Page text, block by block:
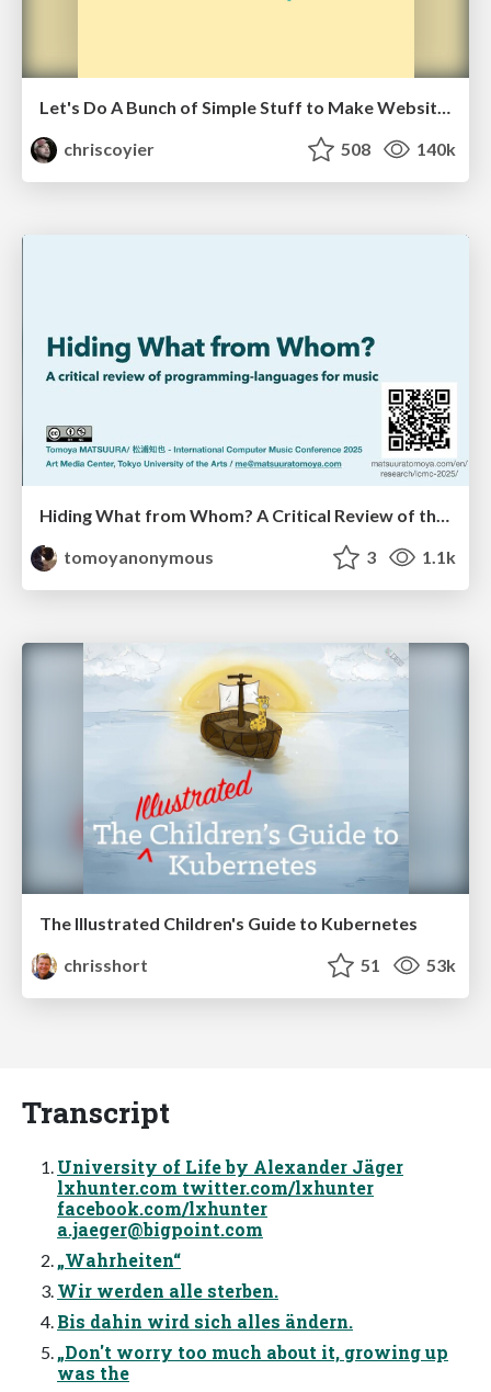
chriscoyier
508 140k
Hiding What from Whom? A Critical Review of the History of Programming languages for Music
tomoyanonymous
3 1.1k
The Illustrated Children's Guide to Kubernetes
chrisshort
51 53k
Transcript
University of Life by Alexander Jäger
lxhunter.com twitter.com/lxhunter
facebook.com/lxhunter
a.jaeger@bigpoint.com
„Wahrheiten“
Wir werden alle sterben.
Bis dahin wird sich alles ändern.
„Don't worry too much about it, growing up
was the